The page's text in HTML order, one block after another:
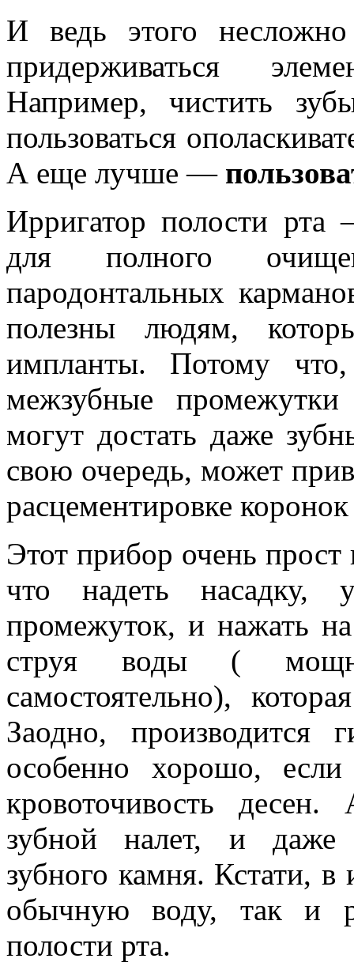
И ведь этого
придерживаться
Например, чистить
пользоваться
А еще лучше —
Ирригатор полости
для полного
пародонтальных
полезны людям,
импланты. Потому
межзубные
могут достать даже
свою очередь, может
расцементировке
Этот прибор очень
что надеть насадку,
промежуток, и нажать
струя воды (
самостоятельно),
Заодно, производится
особенно хорошо,
кровоточивость
зубной налет, и даже
зубного камня. Кстати,
обычную воду, так и
полости рта.